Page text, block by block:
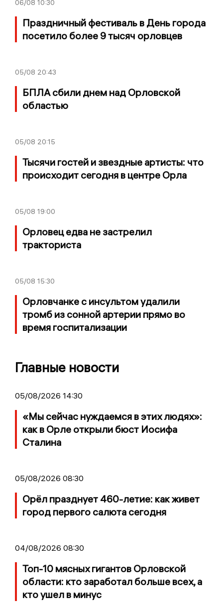
06/08 10:30
Праздничный фестиваль в День города
посетило более 9 тысяч орловцев
05/08 20:43
БПЛА сбили днем над Орловской
областью
05/08 20:15
Тысячи гостей и звездные артисты: что
происходит сегодня в центре Орла
05/08 19:00
Орловец едва не застрелил
тракториста
05/08 15:30
Орловчанке с инсультом удалили
тромб из сонной артерии прямо во
время госпитализации
Главные новости
05/08/2026 14:30
«Мы сейчас нуждаемся в этих людях»:
как в Орле открыли бюст Иосифа
Сталина
05/08/2026 08:30
Орёл празднует 460-летие: как живет
город первого салюта сегодня
04/08/2026 08:30
Топ-10 мясных гигантов Орловской
области: кто заработал больше всех, а
кто ушел в минус